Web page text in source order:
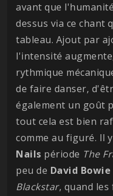
avant que
dessus via ce chant
tableau. Ajout par
l'intensité
rythmique
de faire danser,
également un goût
tout cela est bien
comme au figuré. Il
Nails période The
peu de David Bowie
Blackstar, quand